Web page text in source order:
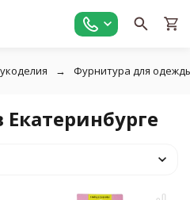
Фурнитура для